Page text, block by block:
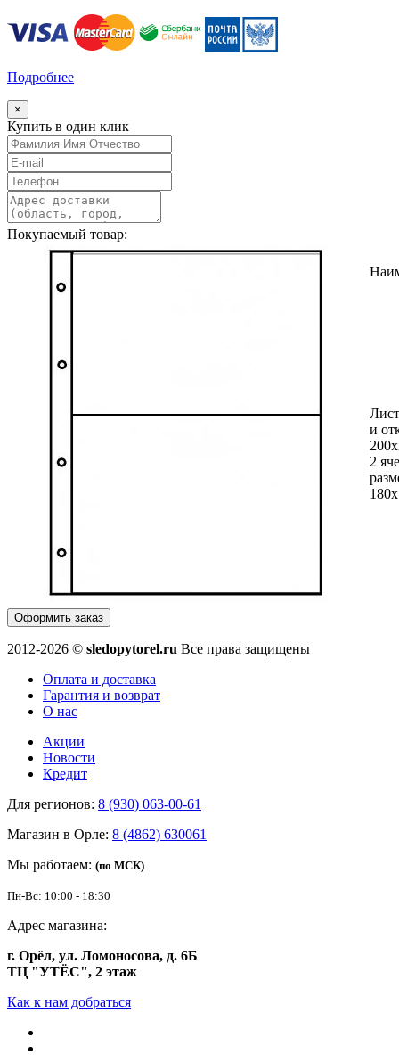
Подробнее
×
Купить в один клик
Покупаемый товар:
и
2
Оформить заказ
2012-2026 © sledopytorel.ru Все права защищены
Оплата и доставка
Гарантия и возврат
О нас
Акции
Новости
Кредит
Для регионов: 8 (930) 063-00-61
Магазин в Орле: 8 (4862) 630061
Мы работаем: (по МСК)
Пн-Вс: 10:00 - 18:30
Адрес магазина:
г. Орёл, ул. Ломоносова, д. 6Б
ТЦ "УТЁС", 2 этаж
Как к нам добраться